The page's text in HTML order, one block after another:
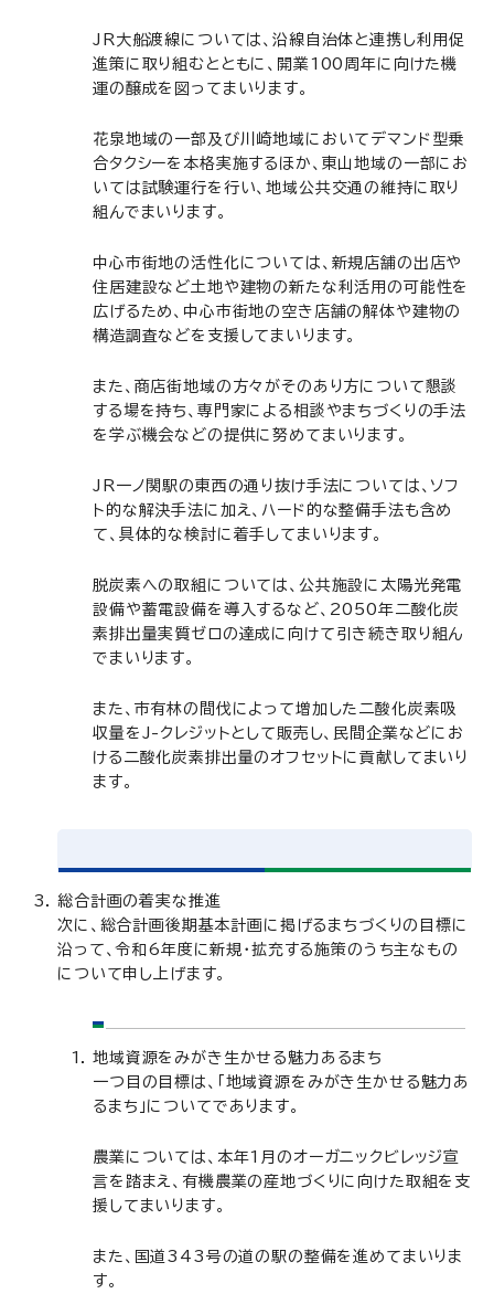
JR大船渡線については、沿線自治体と連携し利用促
進策に取り組むとともに、開業100周年に向けた機
運の醸成を図ってまいります。
花泉地域の一部及び川崎地域においてデマンド型乗
合タクシーを本格実施するほか、東山地域の一部にお
いては試験運行を行い、地域公共交通の維持に取り
組んでまいります。
中心市街地の活性化については、新規店舗の出店や
住居建設など土地や建物の新たな利活用の可能性を
広げるため、中心市街地の空き店舗の解体や建物の
構造調査などを支援してまいります。
また、商店街地域の方々がそのあり方について懇談
する場を持ち、専門家による相談やまちづくりの手法
を学ぶ機会などの提供に努めてまいります。
JR一ノ関駅の東西の通り抜け手法については、ソフ
ト的な解決手法に加え、ハード的な整備手法も含め
て、具体的な検討に着手してまいります。
脱炭素への取組については、公共施設に太陽光発電
設備や蓄電設備を導入するなど、2050年二酸化炭
素排出量実質ゼロの達成に向けて引き続き取り組ん
でまいります。
また、市有林の間伐によって増加した二酸化炭素吸
収量をJ-クレジットとして販売し、民間企業などにお
ける二酸化炭素排出量のオフセットに貢献してまいり
ます。
総合計画の着実な推進
次に、総合計画後期基本計画に掲げるまちづくりの目標に
沿って、令和6年度に新規・拡充する施策のうち主なもの
について申し上げます。
地域資源をみがき生かせる魅力あるまち
一つ目の目標は、「地域資源をみがき生かせる魅力あ
るまち」についてであります。
農業については、本年1月のオーガニックビレッジ宣
言を踏まえ、有機農業の産地づくりに向けた取組を支
援してまいります。
また、国道343号の道の駅の整備を進めてまいりま
す。